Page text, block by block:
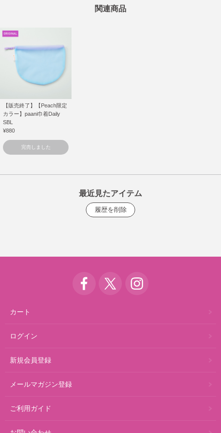
関連商品
【販売終了】【Peach限定
カラー】paani巾着Daily
SBL
¥880
完売しました
最近見たアイテム
カート
ログイン
新規会員登録
メールマガジン登録
ご利用ガイド